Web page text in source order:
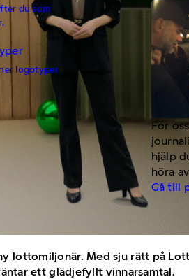
du som
logotyper
För
hjälp
höra
Gå till
lottomiljonär. Med sju rätt på
ett glädjefyllt vinnarsamtal.